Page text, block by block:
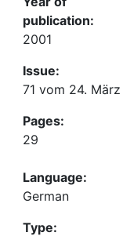
publication:
2001
Issue:
71 vom 24.
Pages:
29
Language:
German
Type: